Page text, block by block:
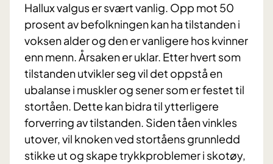
Hallux valgus er svært vanlig. Opp mot 50
prosent av befolkningen kan ha tilstanden i
voksen alder og den er vanligere hos kvinner
enn menn. Årsaken er uklar. Etter hvert som
tilstanden utvikler seg vil det oppstå en
ubalanse i muskler og sener som er festet til
stortåen. Dette kan bidra til ytterligere
forverring av tilstanden. Siden tåen vinkles
utover, vil knoken ved stortåens grunnledd
stikke ut og skape trykkproblemer i skotøy,